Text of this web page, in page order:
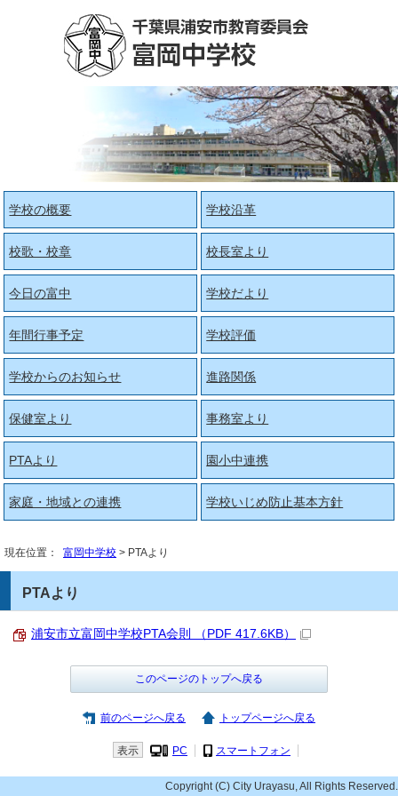
学校の概要 学校沿革
校歌・校章 校長室より
今日の富中 学校だより
年間行事予定 学校評価
学校からのお知らせ 進路関係
保健室より 事務室より
PTAより 園小中連携
家庭・地域との連携 学校いじめ防止基本方針
現在位置： 富岡中学校 > PTAより
PTAより
浦安市立富岡中学校PTA会則 （PDF 417.6KB）
このページのトップへ戻る
前のページへ戻る トップページへ戻る
表示 PC スマートフォン
Copyright (C) City Urayasu, All Rights Reserved.